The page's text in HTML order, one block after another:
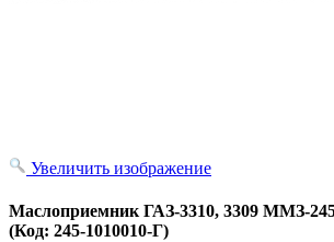
Увеличить изображение
Маслоприемник ГАЗ-3310, 3309 ММЗ-
(Код: 245-1010010-Г)